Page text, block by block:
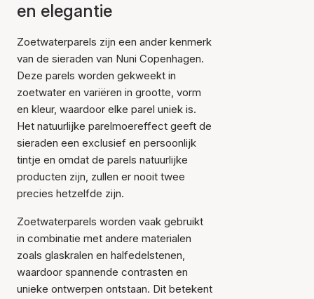
en elegantie
Zoetwaterparels zijn een ander kenmerk
van de sieraden van Nuni Copenhagen.
Deze parels worden gekweekt in
zoetwater en variëren in grootte, vorm
en kleur, waardoor elke parel uniek is.
Het natuurlijke parelmoereffect geeft de
sieraden een exclusief en persoonlijk
tintje en omdat de parels natuurlijke
producten zijn, zullen er nooit twee
precies hetzelfde zijn.
Zoetwaterparels worden vaak gebruikt
in combinatie met andere materialen
zoals glaskralen en halfedelstenen,
waardoor spannende contrasten en
unieke ontwerpen ontstaan. Dit betekent